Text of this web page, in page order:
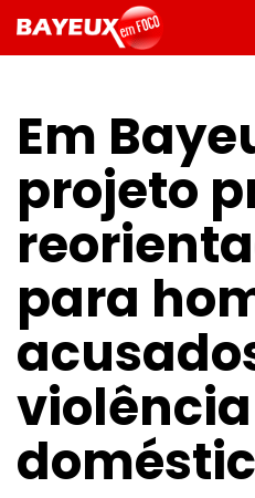
Em
projeto
para
violência